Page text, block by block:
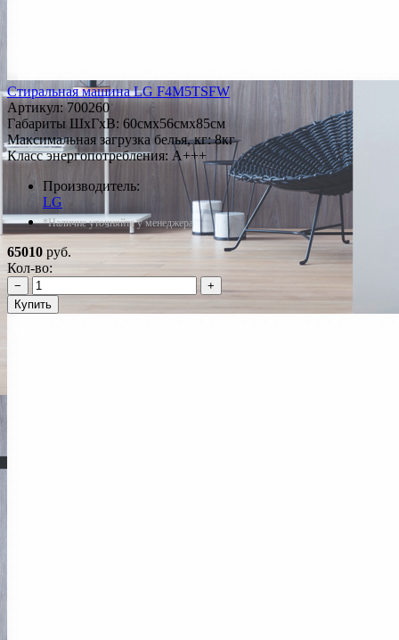
Стиральная машина LG F4M5TSFW
Артикул:700260
Габариты ШxГxВ: 60смx56смx85см
Максимальная загрузка белья, кг: 8кг
Класс энергопотребления: A+++
Производитель:
LG
*Наличие уточняйте у менеджера
65010 руб.
Кол-во:
−
+
Купить